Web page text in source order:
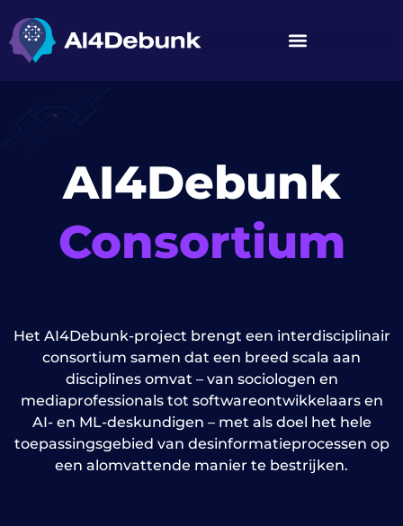
inhoud
AI4Debunk
Consortium
Het AI4Debunk-project brengt een interdisciplinair
consortium samen dat een breed scala aan
disciplines omvat – van sociologen en
mediaprofessionals tot softwareontwikkelaars en
AI- en ML-deskundigen – met als doel het hele
toepassingsgebied van desinformatieprocessen op
een alomvattende manier te bestrijken.